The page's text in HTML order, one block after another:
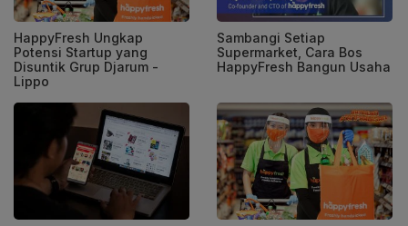
HappyFresh Ungkap
Potensi Startup yang
Disuntik Grup Djarum -
Lippo
Sambangi Setiap
Supermarket, Cara Bos
HappyFresh Bangun Usaha